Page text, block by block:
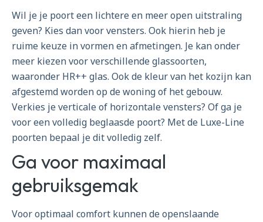
Wil je je poort een lichtere en meer open uitstraling
geven? Kies dan voor vensters. Ook hierin heb je
ruime keuze in vormen en afmetingen. Je kan onder
meer kiezen voor verschillende glassoorten,
waaronder HR++ glas. Ook de kleur van het kozijn kan
afgestemd worden op de woning of het gebouw.
Verkies je verticale of horizontale vensters? Of ga je
voor een volledig beglaasde poort? Met de Luxe-Line
poorten bepaal je dit volledig zelf.
Ga voor maximaal
gebruiksgemak
Voor optimaal comfort kunnen de openslaande